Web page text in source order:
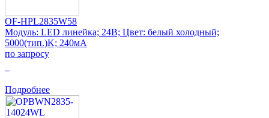
OF-HPL2835W58
Модуль: LED линейка; 24В; Цвет: белый холодный;
5000(тип.)K; 240мА
по запросу
Подробнее